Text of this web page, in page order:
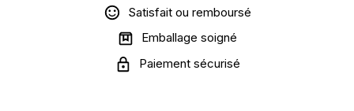
Satisfait ou remboursé
Emballage soigné
Paiement sécurisé